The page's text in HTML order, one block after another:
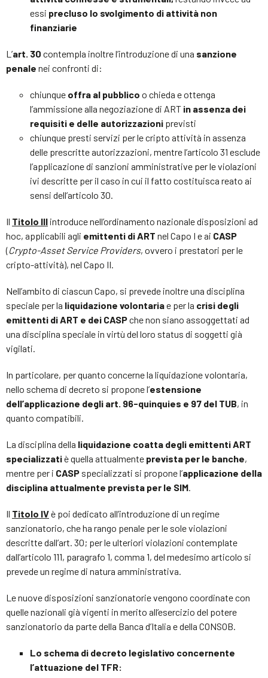
essi precluso lo svolgimento di attività non
finanziarie
L’art. 30 contempla inoltre l’introduzione di una sanzione
penale nei confronti di:
chiunque offra al pubblico o chieda e ottenga
l’ammissione alla negoziazione di ART in assenza dei
requisiti e delle autorizzazioni previsti
chiunque presti servizi per le cripto attività in assenza
delle prescritte autorizzazioni, mentre l’articolo 31 esclude
l’applicazione di sanzioni amministrative per le violazioni
ivi descritte per il caso in cui il fatto costituisca reato ai
sensi dell’articolo 30.
Il Titolo III introduce nell’ordinamento nazionale disposizioni ad
hoc, applicabili agli emittenti di ART nel Capo I e ai CASP
(Crypto-Asset Service Providers, ovvero i prestatori per le
cripto-attività), nel Capo II.
Nell’ambito di ciascun Capo, si prevede inoltre una disciplina
speciale per la liquidazione volontariae per la crisi degli
emittenti di ART e dei CASPche non siano assoggettati ad
una disciplina speciale in virtù del loro status di soggetti già
vigilati.
In particolare, per quanto concerne la liquidazione volontaria,
nello schema di decreto si propone l’estensione
dell’applicazione degli art. 96-quinquies e 97 del TUB, in
quanto compatibili.
La disciplina della liquidazione coatta degli emittenti ART
specializzatiè quella attualmente prevista per le banche,
mentre per i CASP specializzati si propone l’applicazione della
disciplina attualmente prevista per le SIM.
Il Titolo IVè poi dedicato all’introduzione di un regime
sanzionatorio, che ha rango penale per le sole violazioni
descritte dall’art. 30; per le ulteriori violazioni contemplate
dall’articolo 111, paragrafo 1, comma 1, del medesimo articolo si
prevede un regime di natura amministrativa.
Le nuove disposizioni sanzionatorie vengono coordinate con
quelle nazionali già vigenti in merito all’esercizio del potere
sanzionatorio da parte della Banca d’Italia e della CONSOB.
Lo schema di decreto legislativo concernente
l’attuazione del TFR: